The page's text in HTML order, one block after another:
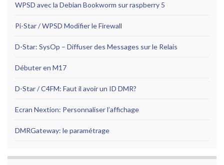
WPSD avec la Debian Bookworm sur raspberry 5
Pi-Star / WPSD Modifier le Firewall
D-Star: SysOp – Diffuser des Messages sur le Relais
Débuter en M17
D-Star / C4FM: Faut il avoir un ID DMR?
Ecran Nextion: Personnaliser l’affichage
DMRGateway: le paramétrage